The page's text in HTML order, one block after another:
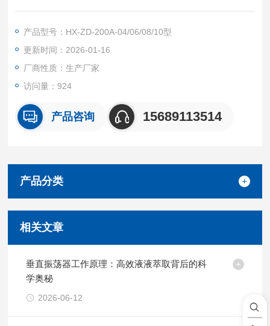
境保护标准（HJ-2009）设备标准
产品型号：HX-ZD-200A-04/06/08/10型
更新时间：2026-01-16
厂商性质：生产厂家
访问量：924
产品咨询 15689113514
产品分类
相关文章
垂直振荡器工作原理：高效液液萃取背后的科
学奥秘
2026-06-12